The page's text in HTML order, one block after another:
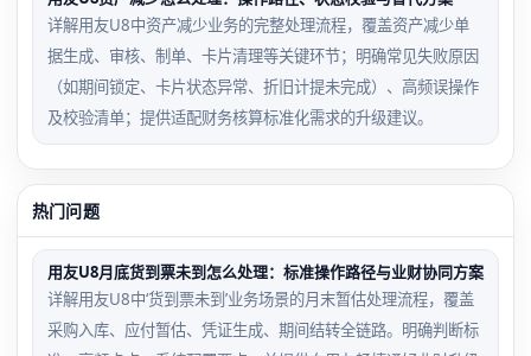
详解用友U8中资产减少业务的完整处理流程，覆盖资产减少单
据生成、审核、制单、卡片清理等关键环节；明确常见失败原因
（如期间锁定、卡片状态异常、折旧计提未完成）、高频误操作
及校验清单；提供适配财务核算标准化需求的升级建议。
热门问题
用友U8月底货到票未到怎么处理：标准操作路径与业财协同方案
详解用友U8中‘货到票未到’业务场景的月末暂估处理流程，覆盖
采购入库、应付暂估、凭证生成、期间结转全链路。明确判断标